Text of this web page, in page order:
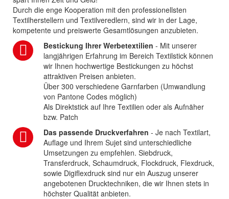
Durch die enge Kooperation mit den professionellsten
Textilherstellern und Textilveredlern, sind wir in der Lage,
kompetente und preiswerte Gesamtlösungen anzubieten.
Bestickung Ihrer Werbetextilien - Mit unserer
langjährigen Erfahrung im Bereich Textilstick können
wir Ihnen hochwertige Bestickungen zu höchst
attraktiven Preisen anbieten.
Über 300 verschiedene Garnfarben (Umwandlung
von Pantone Codes möglich)
Als Direktstick auf Ihre Textilien oder als Aufnäher
bzw. Patch
Das passende Druckverfahren - Je nach Textilart,
Auflage und Ihrem Sujet sind unterschiedliche
Umsetzungen zu empfehlen. Siebdruck,
Transferdruck, Schaumdruck, Flockdruck, Flexdruck,
sowie Digiflexdruck sind nur ein Auszug unserer
angebotenen Drucktechniken, die wir Ihnen stets in
höchster Qualität anbieten.